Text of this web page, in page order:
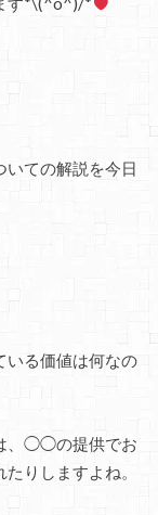
いての解説を今日
いる価値は何なの
、◯◯の提供でお
りしますよね。